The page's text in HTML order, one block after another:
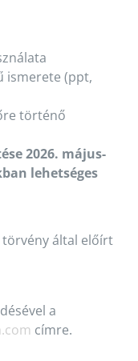
ismerete (ppt,
történő
2026. május-
lehetséges
törvény által előírt
a
címre.